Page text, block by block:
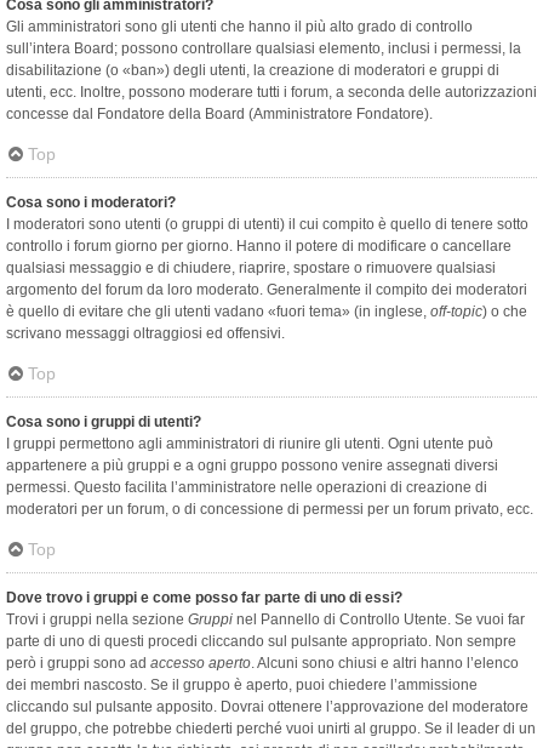
Cosa sono gli amministratori?
Gli amministratori sono gli utenti che hanno il più alto grado di controllo
sull’intera Board; possono controllare qualsiasi elemento, inclusi i permessi, la
disabilitazione (o «ban») degli utenti, la creazione di moderatori e gruppi di
utenti, ecc. Inoltre, possono moderare tutti i forum, a seconda delle autorizzazioni
concesse dal Fondatore della Board (Amministratore Fondatore).
Top
Cosa sono i moderatori?
I moderatori sono utenti (o gruppi di utenti) il cui compito è quello di tenere sotto
controllo i forum giorno per giorno. Hanno il potere di modificare o cancellare
qualsiasi messaggio e di chiudere, riaprire, spostare o rimuovere qualsiasi
argomento del forum da loro moderato. Generalmente il compito dei moderatori
è quello di evitare che gli utenti vadano «fuori tema» (in inglese, off-topic) o che
scrivano messaggi oltraggiosi ed offensivi.
Top
Cosa sono i gruppi di utenti?
I gruppi permettono agli amministratori di riunire gli utenti. Ogni utente può
appartenere a più gruppi e a ogni gruppo possono venire assegnati diversi
permessi. Questo facilita l’amministratore nelle operazioni di creazione di
moderatori per un forum, o di concessione di permessi per un forum privato, ecc.
Top
Dove trovo i gruppi e come posso far parte di uno di essi?
Trovi i gruppi nella sezione Gruppi nel Pannello di Controllo Utente. Se vuoi far
parte di uno di questi procedi cliccando sul pulsante appropriato. Non sempre
però i gruppi sono ad accesso aperto. Alcuni sono chiusi e altri hanno l’elenco
dei membri nascosto. Se il gruppo è aperto, puoi chiedere l’ammissione
cliccando sul pulsante apposito. Dovrai ottenere l’approvazione del moderatore
del gruppo, che potrebbe chiederti perché vuoi unirti al gruppo. Se il leader di un